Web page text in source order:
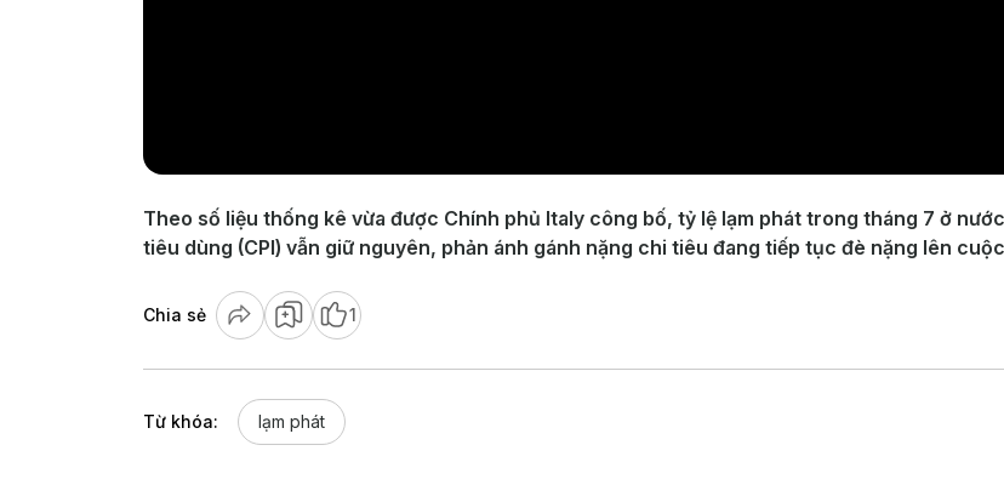
Theo số liệu thống kê vừa được Chính phủ Italy công bố, tỷ lệ lạm phát trong tháng 7 ở
tiêu dùng (CPI) vẫn giữ nguyên, phản ánh gánh nặng chi tiêu đang tiếp tục đè nặng lên
Chia sẻ 1
Từ khóa: lạm phát